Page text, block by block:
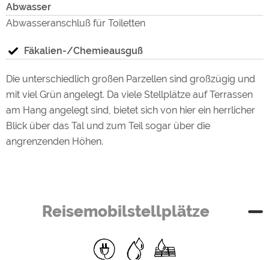
Abwasser
Abwasseranschluß für Toiletten
Fäkalien-/Chemieausguß
Die unterschiedlich großen Parzellen sind großzügig und
mit viel Grün angelegt. Da viele Stellplätze auf Terrassen
am Hang angelegt sind, bietet sich von hier ein herrlicher
Blick über das Tal und zum Teil sogar über die
angrenzenden Höhen.
Reisemobilstellplätze